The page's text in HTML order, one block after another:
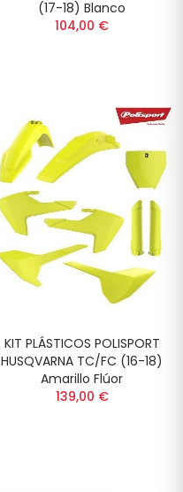
(17-18) Blanco
104,00 €
KIT PLÁSTICOS POLISPORT
HUSQVARNA TC/FC (16-18)
Amarillo Flúor
139,00 €